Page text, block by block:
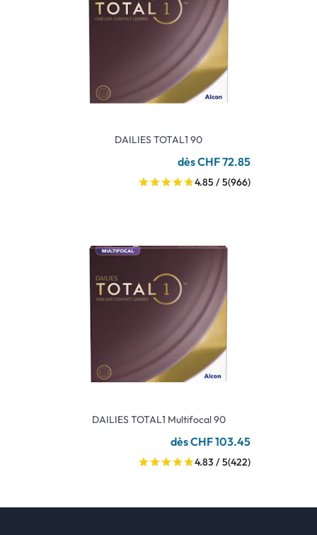
DAILIES TOTAL1 90
dès CHF 72.85
4.85 / 5(966)
DAILIES TOTAL1 Multifocal 90
dès CHF 103.45
4.83 / 5(422)